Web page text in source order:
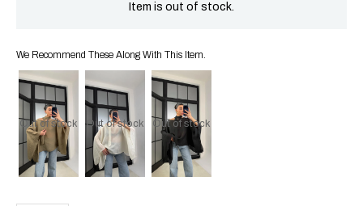
Item is out of stock.
We Recommend These Along With This Item.
Out of stock Out of stock Out of stock